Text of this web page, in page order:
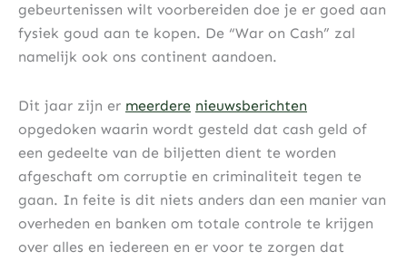
gebeurtenissen wilt voorbereiden doe je er goed aan
fysiek goud aan te kopen. De “War on Cash” zal
namelijk ook ons continent aandoen.
Dit jaar zijn er meerdere nieuwsberichten
opgedoken waarin wordt gesteld dat cash geld of
een gedeelte van de biljetten dient te worden
afgeschaft om corruptie en criminaliteit tegen te
gaan. In feite is dit niets anders dan een manier van
overheden en banken om totale controle te krijgen
over alles en iedereen en er voor te zorgen dat